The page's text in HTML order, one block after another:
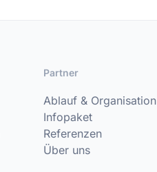
Partner
Ablauf & Organisation
Infopaket
Referenzen
Über uns